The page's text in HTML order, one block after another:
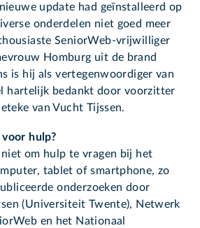
update had geïnstalleerd op
onderdelen niet goed meer
SeniorWeb-vrijwilliger
Homburg uit de brand
is hij als vertegenwoordiger van
hartelijk bedankt door voorzitter
van Vucht Tijssen.
hulp?
om hulp te vragen bij het
tablet of smartphone, zo
onderzoeken door
(Universiteit Twente), Netwerk
en het Nationaal